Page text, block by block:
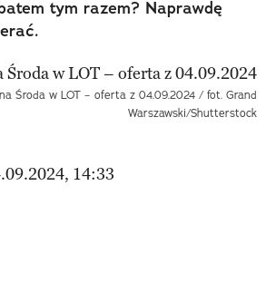
tym razem? Naprawdę
Środa w LOT – oferta z 04.09.2024 / fot. Grand
Warszawski/Shutterstock
14:33
twitter
przyjaciela